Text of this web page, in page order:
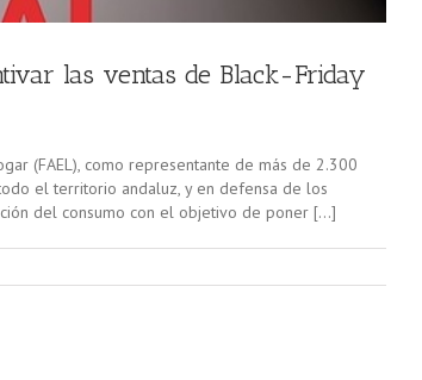
las ventas de Black-Friday
(FAEL), como representante de más de 2.300
el territorio andaluz, y en defensa de los
del consumo con el objetivo de poner […]